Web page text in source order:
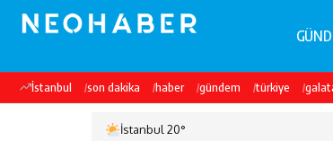
İstanbul son dakika haber gündem türkiye
İstanbul 20°